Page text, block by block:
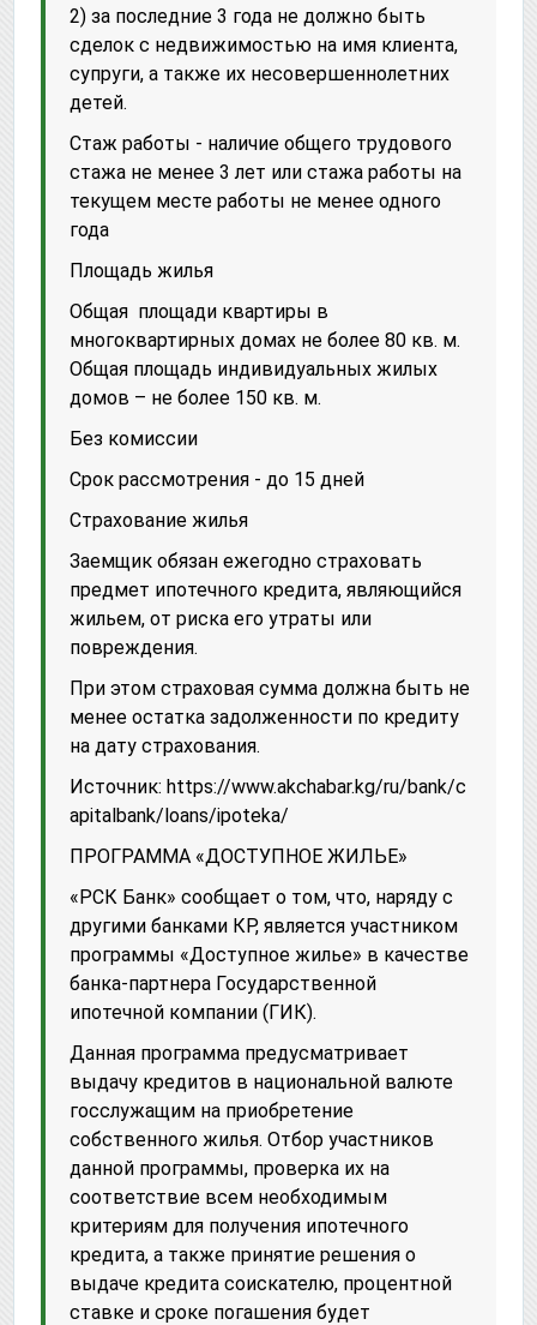
2) за последние 3 года не должно быть
сделок с недвижимостью на имя клиента,
супруги, а также их несовершеннолетних
детей.
Стаж работы - наличие общего трудового
стажа не менее 3 лет или стажа работы на
текущем месте работы не менее одного
года
Площадь жилья
Общая площади квартиры в
многоквартирных домах не более 80 кв. м.
Общая площадь индивидуальных жилых
домов – не более 150 кв. м.
Без комиссии
Срок рассмотрения - до 15 дней
Страхование жилья
Заемщик обязан ежегодно страховать
предмет ипотечного кредита, являющийся
жильем, от риска его утраты или
повреждения.
При этом страховая сумма должна быть не
менее остатка задолженности по кредиту
на дату страхования.
Источник: https://www.akchabar.kg/ru/bank/c
apitalbank/loans/ipoteka/
ПРОГРАММА «ДОСТУПНОЕ ЖИЛЬЕ»
«РСК Банк» сообщает о том, что, наряду с
другими банками КР, является участником
программы «Доступное жилье» в качестве
банка-партнера Государственной
ипотечной компании (ГИК).
Данная программа предусматривает
выдачу кредитов в национальной валюте
госслужащим на приобретение
собственного жилья. Отбор участников
данной программы, проверка их на
соответствие всем необходимым
критериям для получения ипотечного
кредита, а также принятие решения о
выдаче кредита соискателю, процентной
ставке и сроке погашения будет